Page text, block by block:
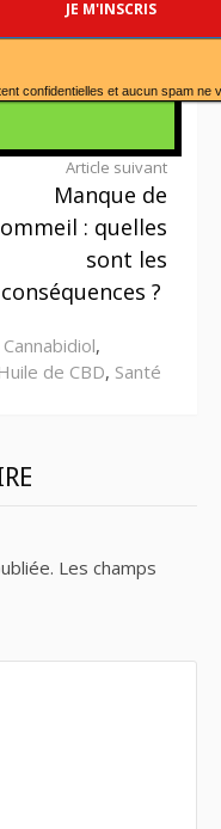
confidentielles et aucun spam ne
Article suivant
Manque de
: quelles
sont les
conséquences ?
Cannabidiol,
Huile de CBD, Santé
Les champs